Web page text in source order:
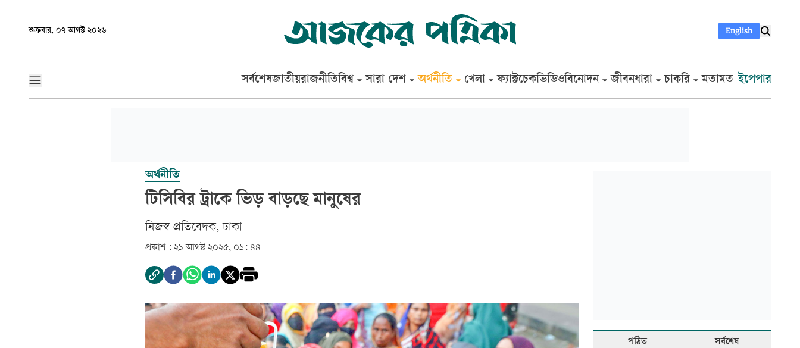
শুক্রবার, ০৭ আগস্ট ২০২৬ English
সর্বশেষজাতীয়রাজনীতিবিশ্ব সারা দেশ অর্থনীতি খেলা ফ্যাক্টচেকভিডিওবিনোদন জীবনধারা চাকরি মতামত ইপেপার
অর্থনীতি
টিসিবির ট্রাকে ভিড় বাড়ছে মানুষের
নিজস্ব প্রতিবেদক, ঢাকা
প্রকাশ : ২১ আগস্ট ২০২৫, ০১: ৪৪
পঠিত সর্বশেষ